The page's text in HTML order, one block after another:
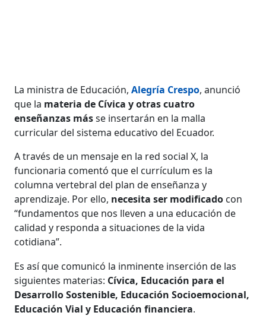
La ministra de Educación,Alegría Crespo, anunció
que la materia de Cívica y otras cuatro
enseñanzas másse insertarán en la malla
curricular del sistema educativo del Ecuador.
A través de un mensaje en la red social X, la
funcionaria comentó que el currículum es la
columna vertebral del plan de enseñanza y
aprendizaje. Por ello, necesita ser modificado con
“fundamentos que nos lleven a una educación de
calidad y responda a situaciones de la vida
cotidiana”.
Es así que comunicó la inminente inserción de las
siguientes materias: Cívica, Educación para el
Desarrollo Sostenible, Educación Socioemocional,
Educación Vial y Educación financiera.